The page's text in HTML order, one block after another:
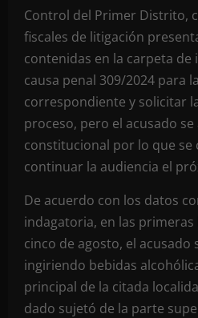
Control del Primer Distrito,
fiscales de litigación
contenidas en la carpeta de
causa penal 309/2024 para
correspondiente y solicitar
proceso, pero el acusado
constitucional por lo que se
continuar la audiencia el
De acuerdo con los datos
indagatoria, en las
cinco de agosto, el acusado
ingiriendo bebidas
principal de la citada
dado sujetó de la parte